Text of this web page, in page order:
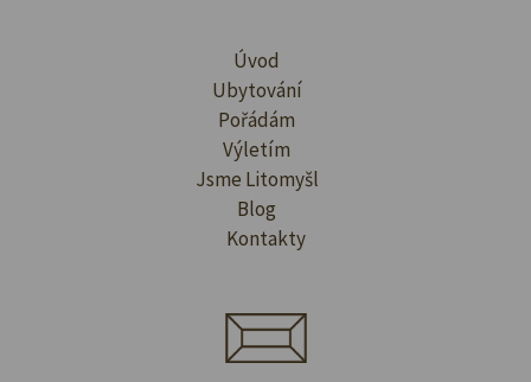
Úvod
Ubytování
Pořádám
Výletím
Jsme Litomyšl
Blog
Kontakty